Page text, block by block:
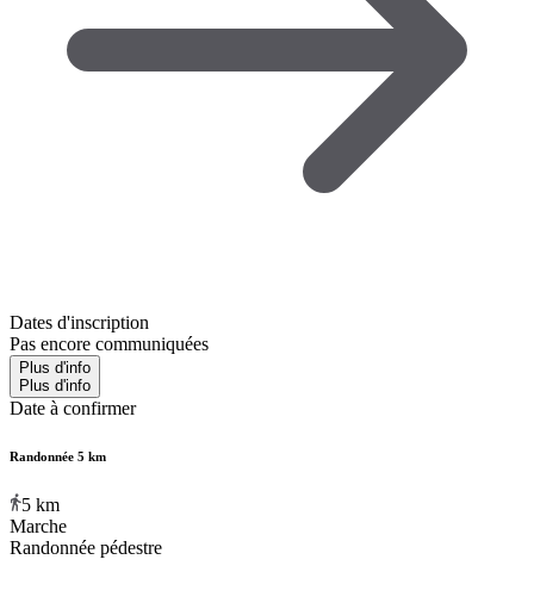
Dates d'inscription
Pas encore communiquées
Plus d'info
Plus d'info
Date à confirmer
Randonnée 5 km
5 km
Marche
Randonnée pédestre